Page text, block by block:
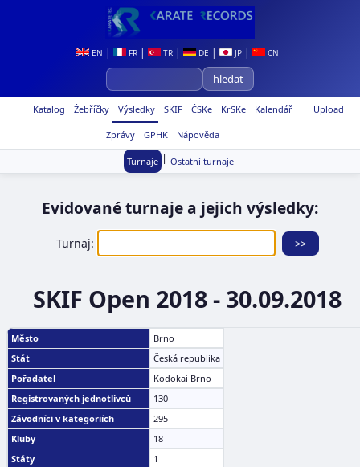
EN | FR | TR | DE | JP | CN
Upload
Katalog Žebříčky Výsledky SKIF ČSKe KrSKe Kalendář
Zprávy GPHK Nápověda
Turnaje | Ostatní turnaje
Evidované turnaje a jejich výsledky:
Turnaj:
SKIF Open 2018 - 30.09.2018
Město
Brno
Stát
Česká republika
Pořadatel
Kodokai Brno
Registrovaných jednotlivců
130
Závodníci v kategoriích
295
Kluby
18
Státy
1